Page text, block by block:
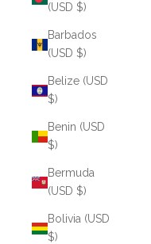
(USD $)
Barbados
(USD $)
Belize (USD
$)
Benin (USD
$)
Bermuda
(USD $)
Bolivia (USD
$)